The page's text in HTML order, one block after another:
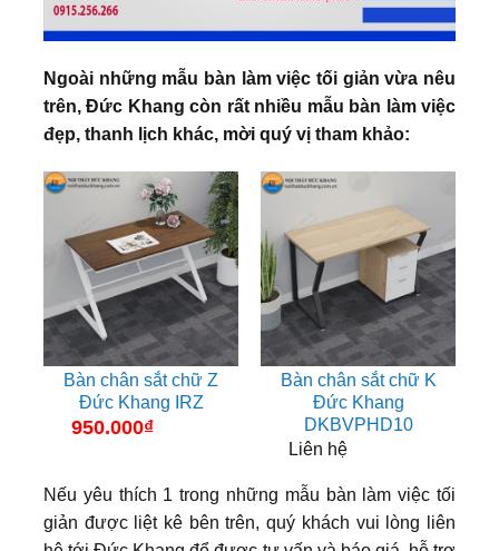
Ngoài những mẫu bàn làm việc tối giản vừa nêu
trên, Đức Khang còn rất nhiều mẫu bàn làm việc
đẹp, thanh lịch khác, mời quý vị tham khảo:
Bàn chân sắt chữ Z
Đức Khang IRZ
950.000₫
Bàn chân sắt chữ K
Đức Khang
DKBVPHD10
Liên hệ
Nếu yêu thích 1 trong những mẫu bàn làm việc tối
giản được liệt kê bên trên, quý khách vui lòng liên